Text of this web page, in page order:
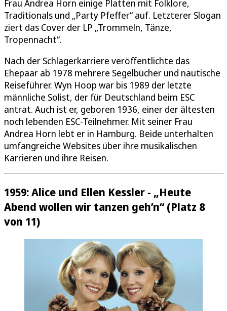
Frau Andrea Horn einige Platten mit Folklore,
Traditionals und „Party Pfeffer“ auf. Letzterer Slogan
ziert das Cover der LP „Trommeln, Tänze,
Tropennacht“.
Nach der Schlagerkarriere veröffentlichte das
Ehepaar ab 1978 mehrere Segelbücher und nautische
Reiseführer. Wyn Hoop war bis 1989 der letzte
männliche Solist, der für Deutschland beim ESC
antrat. Auch ist er, geboren 1936, einer der ältesten
noch lebenden ESC-Teilnehmer. Mit seiner Frau
Andrea Horn lebt er in Hamburg. Beide unterhalten
umfangreiche Websites über ihre musikalischen
Karrieren und ihre Reisen.
1959: Alice und Ellen Kessler - „Heute
Abend wollen wir tanzen geh’n“ (Platz 8
von 11)